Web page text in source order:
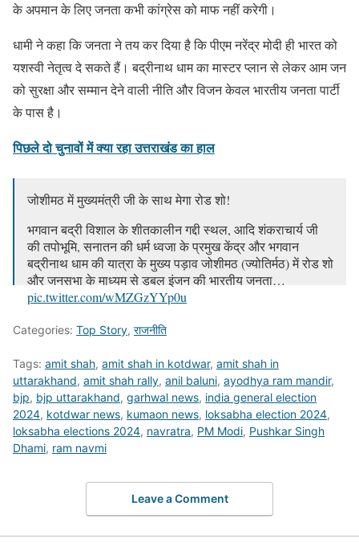
के अपमान के लिए जनता कभी कांग्रेस को माफ नहीं करेगी।
धामी ने कहा कि जनता ने तय कर दिया है कि पीएम नरेंद्र मोदी ही भारत को
यशस्वी नेतृत्व दे सकते हैं। बद्रीनाथ धाम का मास्टर प्लान से लेकर आम जन
को सुरक्षा और सम्मान देने वाली नीति और विजन केवल भारतीय जनता पार्टी
के पास है।
पिछले दो चुनावों में क्या रहा उत्तराखंड का हाल
जोशीमठ में मुख्यमंत्री जी के साथ मेगा रोड शो!
भगवान बद्री विशाल के शीतकालीन गद्दी स्थल, आदि शंकराचार्य जी
की तपोभूमि, सनातन की धर्म ध्वजा के प्रमुख केंद्र और भगवान
बद्रीनाथ धाम की यात्रा के मुख्य पड़ाव जोशीमठ (ज्योतिर्मठ) में रोड शो
और जनसभा के माध्यम से डबल इंजन की भारतीय जनता…
pic.twitter.com/wMZGzYYp0u
— Anil Baluni(Modi Ka Parivar) (@anil_baluni)
Categories: Top Story, राजनीति
Tags: amit shah, amit shah in kotdwar, amit shah in
uttarakhand, amit shah rally, anil baluni, ayodhya ram mandir,
bjp, bjp uttarakhand, garhwal news, india general election
2024, kotdwar news, kumaon news, loksabha election 2024,
loksabha elections 2024, navratra, PM Modi, Pushkar Singh
Dhami, ram navmi
Leave a Comment